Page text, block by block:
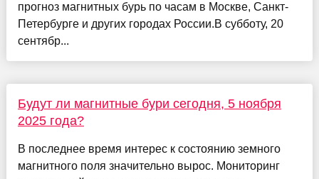
прогноз магнитных бурь по часам в Москве, Санкт-
Петербурге и других городах России.В субботу, 20
сентябр...
Будут ли магнитные бури сегодня, 5 ноября
2025 года?
В последнее время интерес к состоянию земного
магнитного поля значительно вырос. Мониторинг